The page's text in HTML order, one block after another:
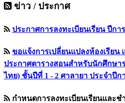
ข่าว / ประกาศ
ประกาศการลงทะเบียนเรียน ปีกา
ขอแจ้งการเปลี่ยนแปลงห้องเรียน
ประกาศตารางสอนสำหรับนักศึกษ
ไทย) ชั้นปีที่ 1 - 2 ศาลายา ประจำปีก
กำหนดการลงทะเบียนเรียนและช